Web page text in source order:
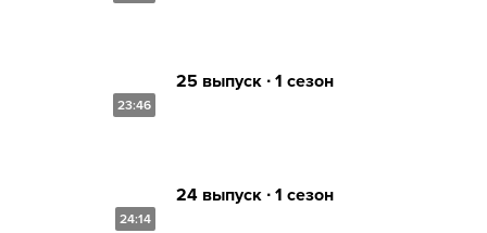
23:46
25 выпуск ∙ 1 сезон
24:14
24 выпуск ∙ 1 сезон